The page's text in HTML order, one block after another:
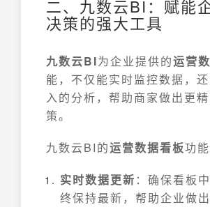
二、九数云BI：赋能
决策的强大工具
九数云BI为企业提供的运营
能，不仅能实时监控数据，
入的分析，帮助商家做出更
策。
九数云BI的运营数据看板功能
实时数据更新 ：确保看板
终保持最新，帮助企业做